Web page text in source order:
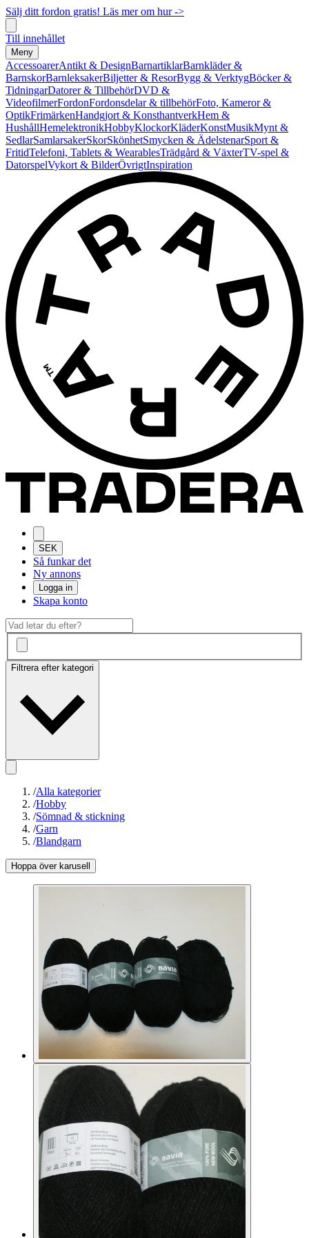
Sälj ditt fordon gratis! Läs mer om hur ->
Till innehållet
Meny
AccessoarerAntikt & DesignBarnartiklarBarnkläder &
BarnskorBarnleksakerBiljetter & ResorBygg & VerktygBöcker &
TidningarDatorer & TillbehörDVD &
VideofilmerFordonFordonsdelar & tillbehörFoto, Kameror &
OptikFrimärkenHandgjort & KonsthantverkHem &
HushållHemelektronikHobbyKlockorKläderKonstMusikMynt &
SedlarSamlarsakerSkorSkönhetSmycken & ÄdelstenarSport &
FritidTelefoni, Tablets & WearablesTrädgård & VäxterTV-spel &
DatorspelVykort & BilderÖvrigtInspiration
SEK
Så funkar det
Ny annons
Logga in
Skapa konto
Filtrera efter kategori
/Alla kategorier
/Hobby
/Sömnad & stickning
/Garn
/Blandgarn
Hoppa över karusell